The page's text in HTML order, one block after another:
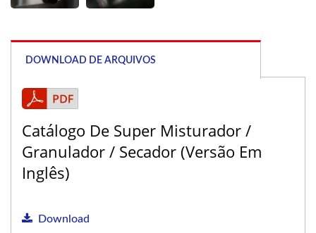
DOWNLOAD DE ARQUIVOS
Catálogo De Super Misturador /
Granulador / Secador (Versão Em
Inglês)
Download